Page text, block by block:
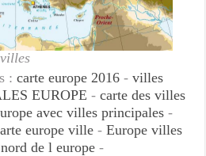
:carte europe 2016 -villes
EUROPE -carte des villes
avec villes principales -
europe ville -Europe villes
de l europe -